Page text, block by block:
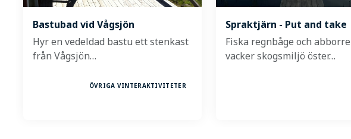
Bastubad vid Vågsjön
Hyr en vedeldad bastu ett stenkast
från Vågsjön…
ÖVRIGA VINTERAKTIVITETER
Spraktjärn - Put and take
Fiska regnbåge och
vacker skogsmiljö öster…